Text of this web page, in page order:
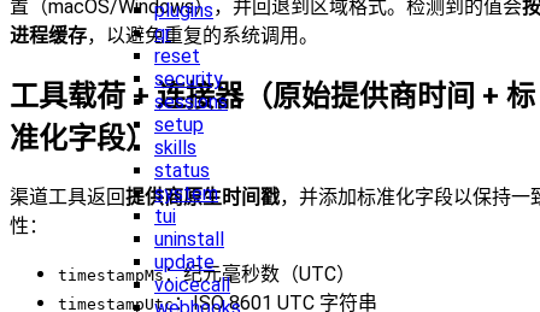
plugins
qr
reset
security
sessions
setup
skills
status
system
tui
uninstall
update
voicecall
置（macOS/Windows），并回退到区域格式。检测到的值会按
进程缓存，以避免重复的系统调用。
工具载荷 + 连接器（原始提供商时间 + 标
准化字段）
渠道工具返回提供商原生时间戳，并添加标准化字段以保持一
性：
timestampMs：纪元毫秒数（UTC）
timestampUtc：ISO 8601 UTC 字符串